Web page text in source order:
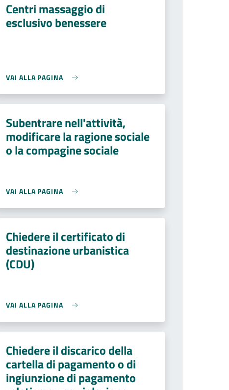
Centri massaggio di
esclusivo benessere
VAI ALLA PAGINA
Subentrare nell'attività,
modificare la ragione sociale
o la compagine sociale
VAI ALLA PAGINA
Chiedere il certificato di
destinazione urbanistica
(CDU)
VAI ALLA PAGINA
Chiedere il discarico della
cartella di pagamento o di
ingiunzione di pagamento